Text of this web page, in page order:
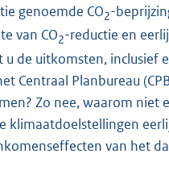
genoemde CO2-
van CO2-reductie en
u de uitkomsten,
Centraal Planbureau
Zo nee, waarom niet
klimaatdoelstellingen
van het